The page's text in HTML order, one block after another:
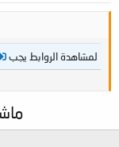
لمشاهدة الروابط يجب